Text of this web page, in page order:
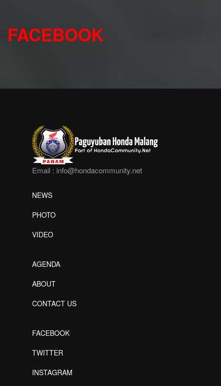
FACEBOOK
Email : info@hondacommunity.net
NEWS
PHOTO
VIDEO
AGENDA
ABOUT
CONTACT US
FACEBOOK
TWITTER
INSTAGRAM